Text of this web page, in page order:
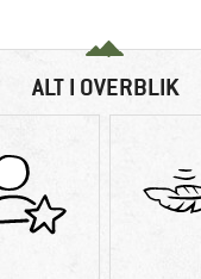
ALT I OVERBLIK